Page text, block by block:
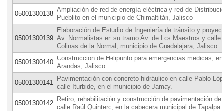
05001300138
Ampliación de red de energía eléctrica y red de
Pueblito en el municipio de Chimaltitán, Jalisco
05001300139
Elaboración de Estudio de Ingeniería de tránsito y
Av. Normalistas en su tramo Av. de Los Maestros y
Colinas de la Normal, municipio de Guadalajara, Jalisco.
05001300140
Construcción de Helipunto para emergencias médicas,
Arandas, Jalisco.
05001300141
Pavimentación con concreto hidráulico en calle Pablo
calle Iturbide, en el municipio de Jamay.
05001300142
Retiro, rehabilitación y construcción de pavimentación
calle Raúl Quintero, en la cabecera municipal de Tapalpa.